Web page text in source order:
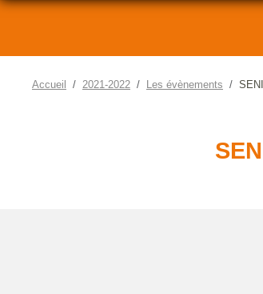
Accueil 2021-2022 Les évènements